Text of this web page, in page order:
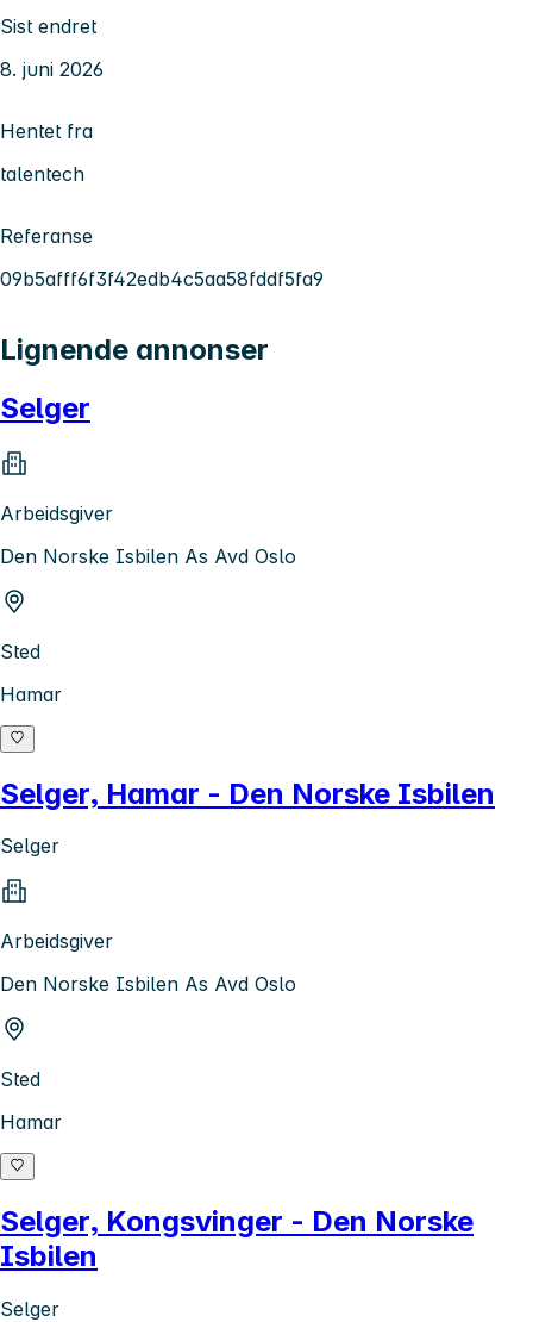
Sist endret
8. juni 2026
Hentet fra
talentech
Referanse
09b5afff6f3f42edb4c5aa58fddf5fa9
Lignende annonser
Selger
Arbeidsgiver
Den Norske Isbilen As Avd Oslo
Sted
Hamar
Selger, Hamar - Den Norske Isbilen
Selger
Arbeidsgiver
Den Norske Isbilen As Avd Oslo
Sted
Hamar
Selger, Kongsvinger - Den Norske
Isbilen
Selger